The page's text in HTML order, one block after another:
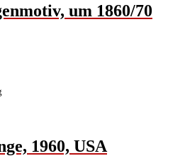
um 1860/70
1960, USA